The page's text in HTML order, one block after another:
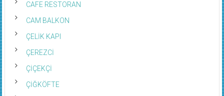
CAFE RESTORAN
CAM BALKON
ÇELİK KAPI
ÇEREZCİ
ÇİÇEKÇİ
ÇİĞKÖFTE